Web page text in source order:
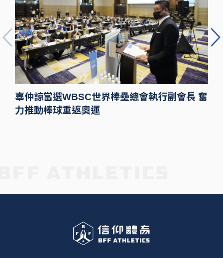
辜仲諒當選WBSC世界棒壘總會執行副會長 奮
力推動棒球重返奧運